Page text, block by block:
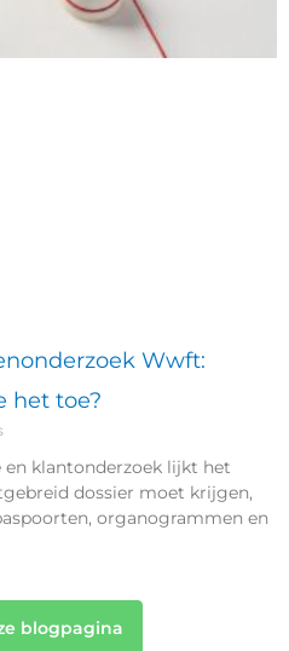
Wwft:
het toe?
klantonderzoek lijkt het
dossier moet krijgen,
organogrammen en
blogpagina